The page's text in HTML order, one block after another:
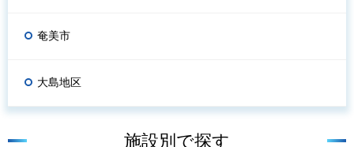
奄美市
大島地区
施設別で探す